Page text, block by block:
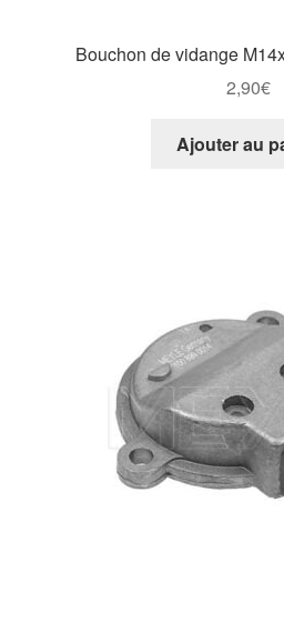
Bouchon de vidange
2,90€
Ajouter au